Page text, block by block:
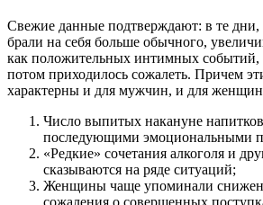
Свежие данные подтверждают: в те дни,
брали на себя больше обычного,
как положительных интимных событий,
потом приходилось сожалеть. Причем
характерны и для мужчин, и для
Число выпитых накануне
последующими эмоциональными
«Редкие» сочетания алкоголя и
сказываются на ряде ситуаций;
Женщины чаще упоминали
сожаления о совершенных